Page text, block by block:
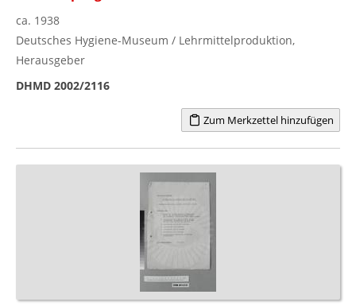
ca. 1938
Deutsches Hygiene-Museum / Lehrmittelproduktion,
Herausgeber
DHMD 2002/2116
Zum Merkzettel hinzufügen